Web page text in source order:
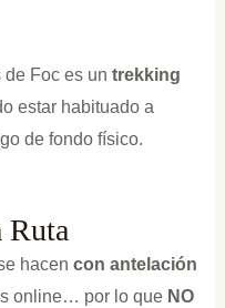
de Foc es un trekking
estar habituado a
de fondo físico.
Ruta
hacen con antelación
online… por lo que NO